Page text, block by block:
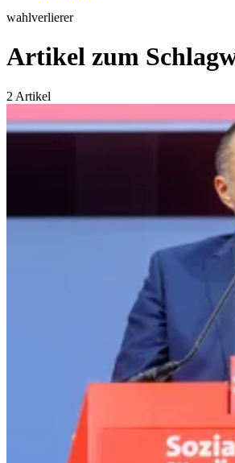
wahlverlierer
Artikel zum
2 Artikel